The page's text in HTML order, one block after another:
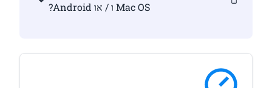
Mac OS ו / או Android?